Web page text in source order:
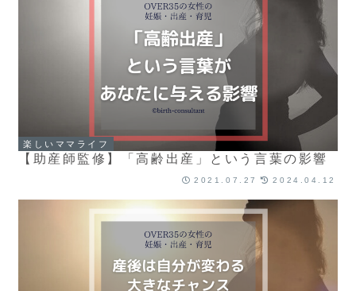
楽しいママライフ
【助産師監修】「高齢出産」という言葉の影響
2021.07.27 2024.04.12